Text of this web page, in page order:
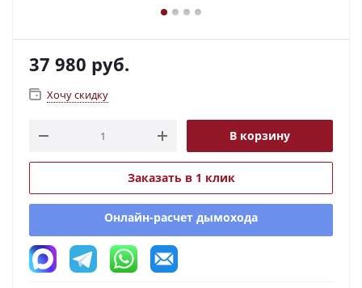
37 980 руб.
Хочу скидку
В корзину
Заказать в 1 клик
Онлайн-расчет дымохода